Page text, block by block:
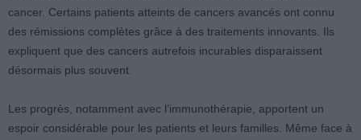
cancer. Certains patients atteints de cancers avancés ont connu
des rémissions complètes grâce à des traitements innovants. Ils
expliquent que des cancers autrefois incurables disparaissent
désormais plus souvent.
Les progrès, notamment avec l’immunothérapie, apportent un
espoir considérable pour les patients et leurs familles. Même face à